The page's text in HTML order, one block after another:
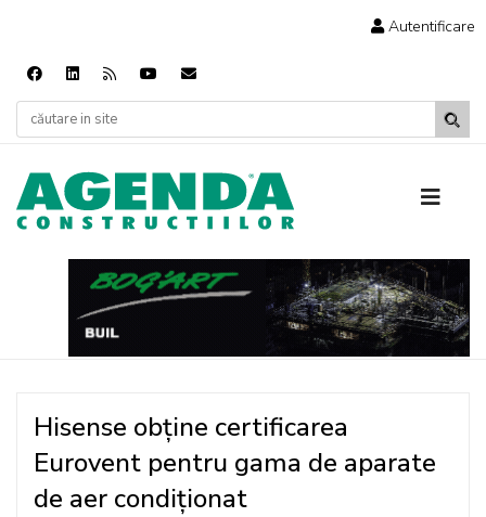
Autentificare
Hisense obține certificarea
Eurovent pentru gama de aparate
de aer condiționat